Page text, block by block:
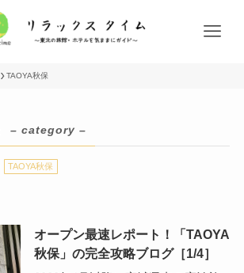
TAOYA秋保
– category –
TAOYA秋保
オープン最速レポート！「TAOYA
秋保」の完全攻略ブログ［1/4］